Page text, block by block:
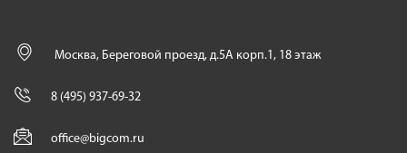
Москва, Береговой проезд, д.5А корп.1, 18 этаж
8 (495) 937-69-32
office@bigcom.ru